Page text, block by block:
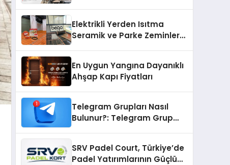
Elektrikli Yerden Isıtma
Seramik ve Parke Zeminler
En Uygun Yangına Dayanıklı
Ahşap Kapı Fiyatları
Telegram Grupları Nasıl
Bulunur?: Telegram Grup
SRV Padel Court, Türkiye’de
Padel Yatırımlarının Güçlü